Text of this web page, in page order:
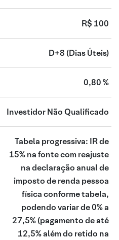
R$ 100
D+8 (Dias Úteis)
0,80 %
Investidor Não Qualificado
Tabela progressiva: IR de
15% na fonte com reajuste
na declaração anual de
imposto de renda pessoa
física conforme tabela,
podendo variar de 0% a
27,5% (pagamento de até
12,5% além do retido na